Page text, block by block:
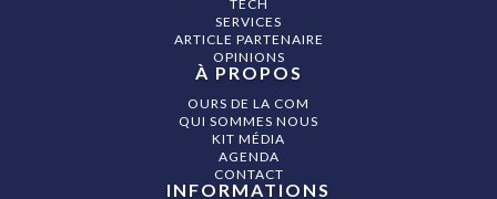
TECH
SERVICES
ARTICLE PARTENAIRE
OPINIONS
À PROPOS
OURS DE LA COM
QUI SOMMES NOUS
KIT MÉDIA
AGENDA
CONTACT
INFORMATIONS